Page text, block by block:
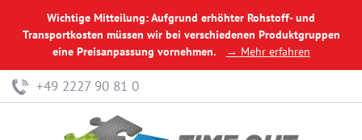
Wichtige Mitteilung: Aufgrund erhöhter Rohstoff- und
Transportkosten müssen wir bei verschiedenen Produktgruppen
eine Preisanpassung vornehmen.
→ Mehr erfahren
+49 2227 90 81 0